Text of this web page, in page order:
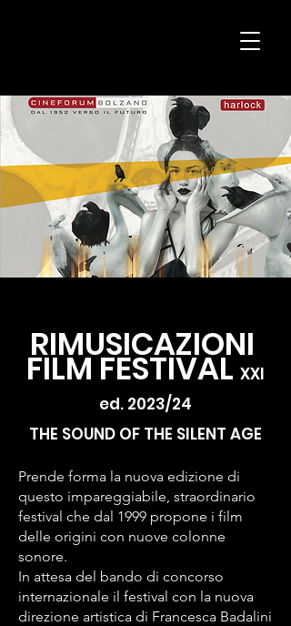
RIMUSICAZIONI
FILM FESTIVAL XXI
ed. 2023/24
THE SOUND OF THE SILENT AGE
Prende forma la nuova edizione di
questo impareggiabile, straordinario
festival che dal 1999 propone i film
delle origini con nuove colonne
sonore.
In attesa del bando di concorso
internazionale il festival con la nuova
direzione artistica di Francesca Badalini